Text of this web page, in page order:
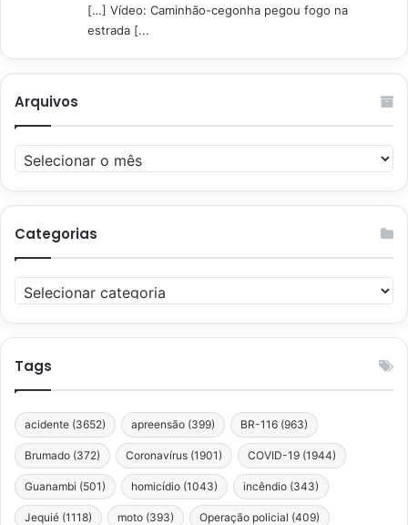
[…] Vídeo: Caminhão-cegonha pegou fogo na
estrada [...
Arquivos
Arquivos
Categorias
Categorias
Tags
acidente (3652) apreensão (399) BR-116 (963)
Brumado (372) Coronavírus (1901) COVID-19 (1944)
Guanambi (501) homicídio (1043) incêndio (343)
Jequié (1118) moto (393) Operação policial (409)